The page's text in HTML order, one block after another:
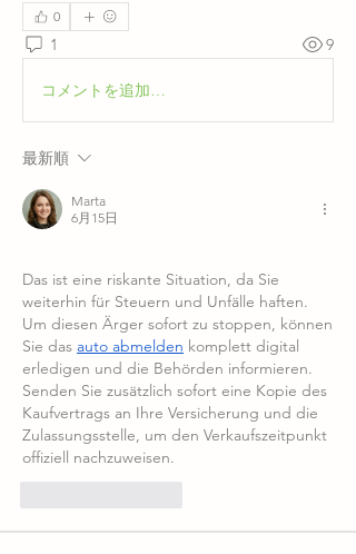
0
1 9
コメントを追加…
最新順
Marta
6月15日
Das ist eine riskante Situation, da Sie
weiterhin für Steuern und Unfälle haften.
Um diesen Ärger sofort zu stoppen, können
Sie das auto abmelden komplett digital
erledigen und die Behörden informieren.
Senden Sie zusätzlich sofort eine Kopie des
Kaufvertrags an Ihre Versicherung und die
Zulassungsstelle, um den Verkaufszeitpunkt
offiziell nachzuweisen.